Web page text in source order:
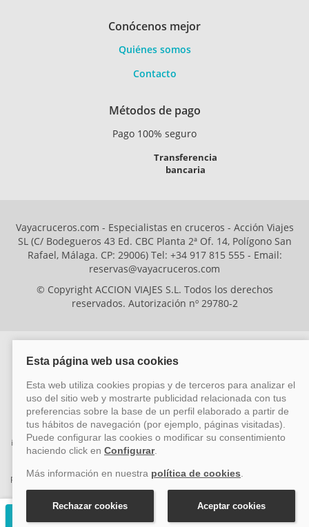
Conócenos mejor
Quiénes somos
Contacto
Métodos de pago
Pago 100% seguro
Transferencia
bancaria
Vayacruceros.com - Especialistas en cruceros - Acción Viajes
SL (C/ Bodegueros 43 Ed. CBC Planta 2ª Of. 14, Polígono San
Rafael, Málaga. CP: 29006) Tel: +34 917 815 555 - Email:
reservas@vayacruceros.com
© Copyright ACCION VIAJES S.L. Todos los derechos
reservados. Autorización nº 29780-2
ACCION VIAJES SL ha sido beneficiaria del Fondo Europeo de Desarrollo
Regional (FEDER), cuyo objetivo es mejorar la competitividad de las pymes
mediante el impulso de la innovación, el desarrollo tecnológico, la
investigación de calidad y el uso seguro y fiable del ciberespacio. Gracias a
esta financiación, la empresa ha puesto en marcha un Plan de Acción
promoviendo la innovación y la ciberseguridad. Para ello, ha contado con el
apoyo de los programas Pyme Innova y Pyme Cibersegura de la Cámara
de Comercio de Málaga. #EuropaSeSiente